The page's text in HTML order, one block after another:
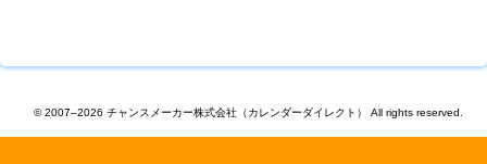
© 2007–2026 チャンスメーカー株式会社（カレンダーダイレクト） All rights reserved.